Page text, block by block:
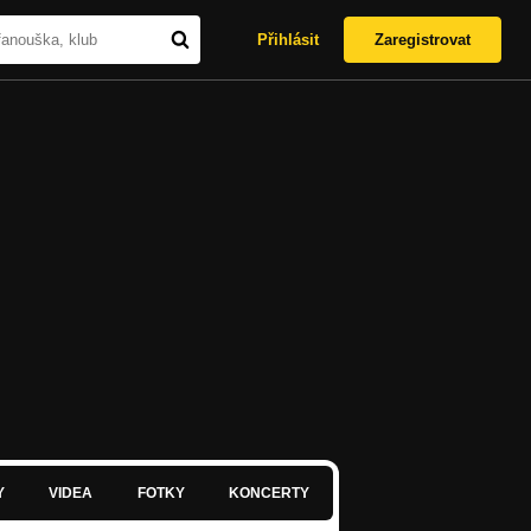
Přihlásit Zaregistrovat
VIDEA FOTKY KONCERTY